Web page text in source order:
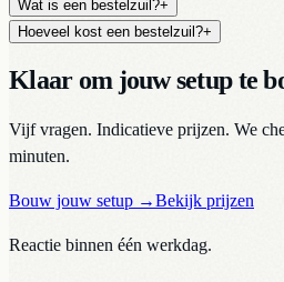
Wat is een bestelzuil?+
Hoeveel kost een bestelzuil?+
Klaar om jouw setup te
Vijf vragen. Indicatieve prijzen. We
minuten.
Bouw jouw setup →Bekijk prijzen
Reactie binnen één werkdag.